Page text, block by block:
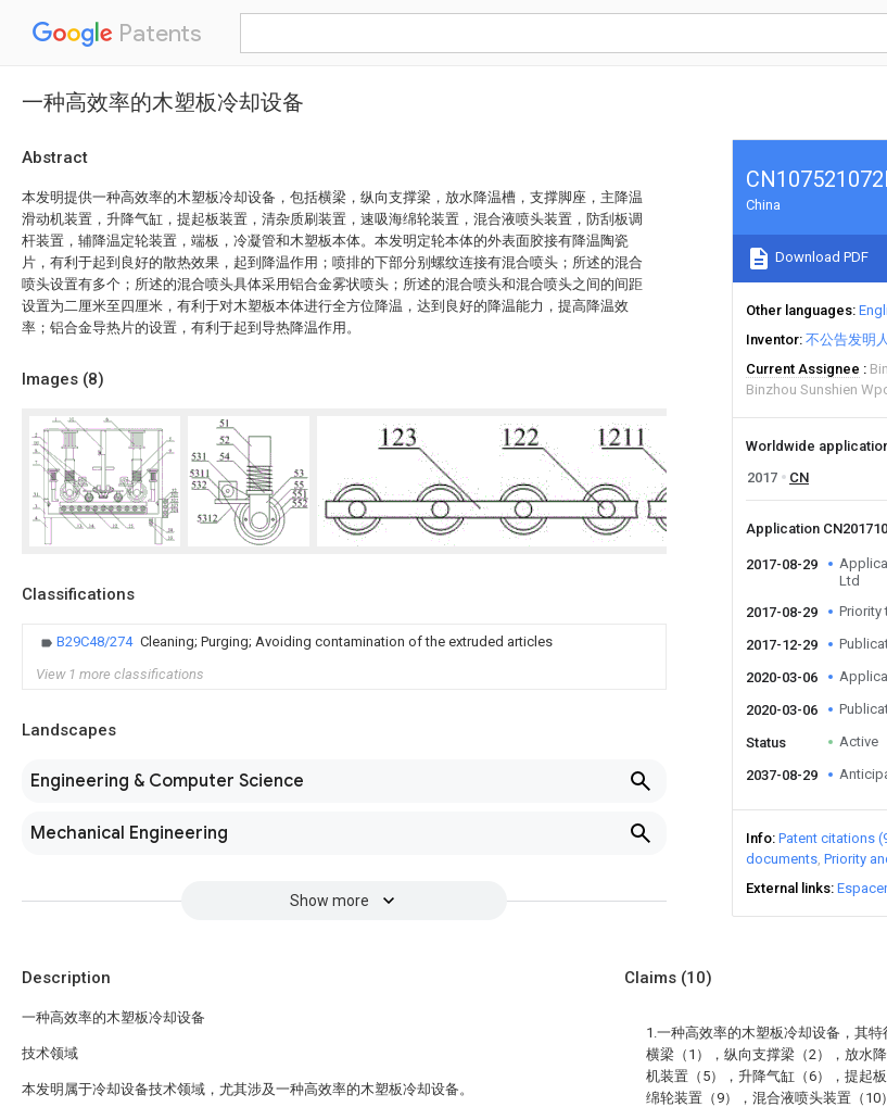
Patents
一种高效率的木塑板冷却设备
Abstract
本发明提供一种高效率的木塑板冷却设备，包括横梁，纵向支撑梁，放水降温槽，支撑脚座，主降温
滑动机装置，升降气缸，提起板装置，清杂质刷装置，速吸海绵轮装置，混合液喷头装置，防刮板调
杆装置，辅降温定轮装置，端板，冷凝管和木塑板本体。本发明定轮本体的外表面胶接有降温陶瓷
片，有利于起到良好的散热效果，起到降温作用；喷排的下部分别螺纹连接有混合喷头；所述的混合
喷头设置有多个；所述的混合喷头具体采用铝合金雾状喷头；所述的混合喷头和混合喷头之间的间距
设置为二厘米至四厘米，有利于对木塑板本体进行全方位降温，达到良好的降温能力，提高降温效
率；铝合金导热片的设置，有利于起到导热降温作用。
Images (8)
Classifications
B29C48/274 Cleaning; Purging; Avoiding contamination of the extruded articles
View 1 more classifications
Landscapes
Engineering & Computer Science
Mechanical Engineering
Show more
China
Download PDF
Other languages
Inventor 不公告发明人
Current Assignee
Binzhou Sunshien
Worldwide
2017
CN
Application
2017-08-29
Ltd
2017-08-29
Priority
2017-12-29
2020-03-06
2020-03-06
Status Active
2037-08-29
Info Patent citations
documents Priority
External links
Description
一种高效率的木塑板冷却设备
技术领域
本发明属于冷却设备技术领域，尤其涉及一种高效率的木塑板冷却设备。
Claims (10)
1.一种高效率的木塑板冷却设备，其
横梁（1），纵向支撑梁（2），放水
机装置（5），升降气缸（6），提起
绵轮装置（9），混合液喷头装置（